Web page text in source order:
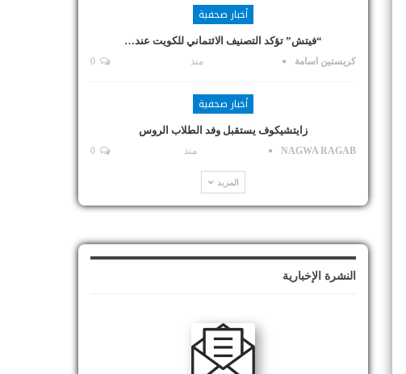
أخبار صحفية
“فيتش” تؤكد التصنيف الائتماني للكويت عند…
كريستين اسامة منذ
أخبار صحفية
زايتشيكوف يستقبل وفد الطلاب الروس
NAGWA RAGAB منذ
المزيد
النشرة الإخبارية